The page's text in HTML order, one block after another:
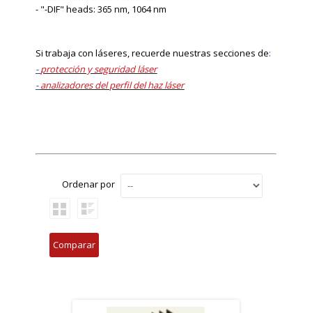
- "-DIF" heads: 365 nm, 1064 nm
Si trabaja con láseres, recuerde nuestras secciones de:
-protección y seguridad láser
-analizadores del perfil del haz láser
Ordenar por